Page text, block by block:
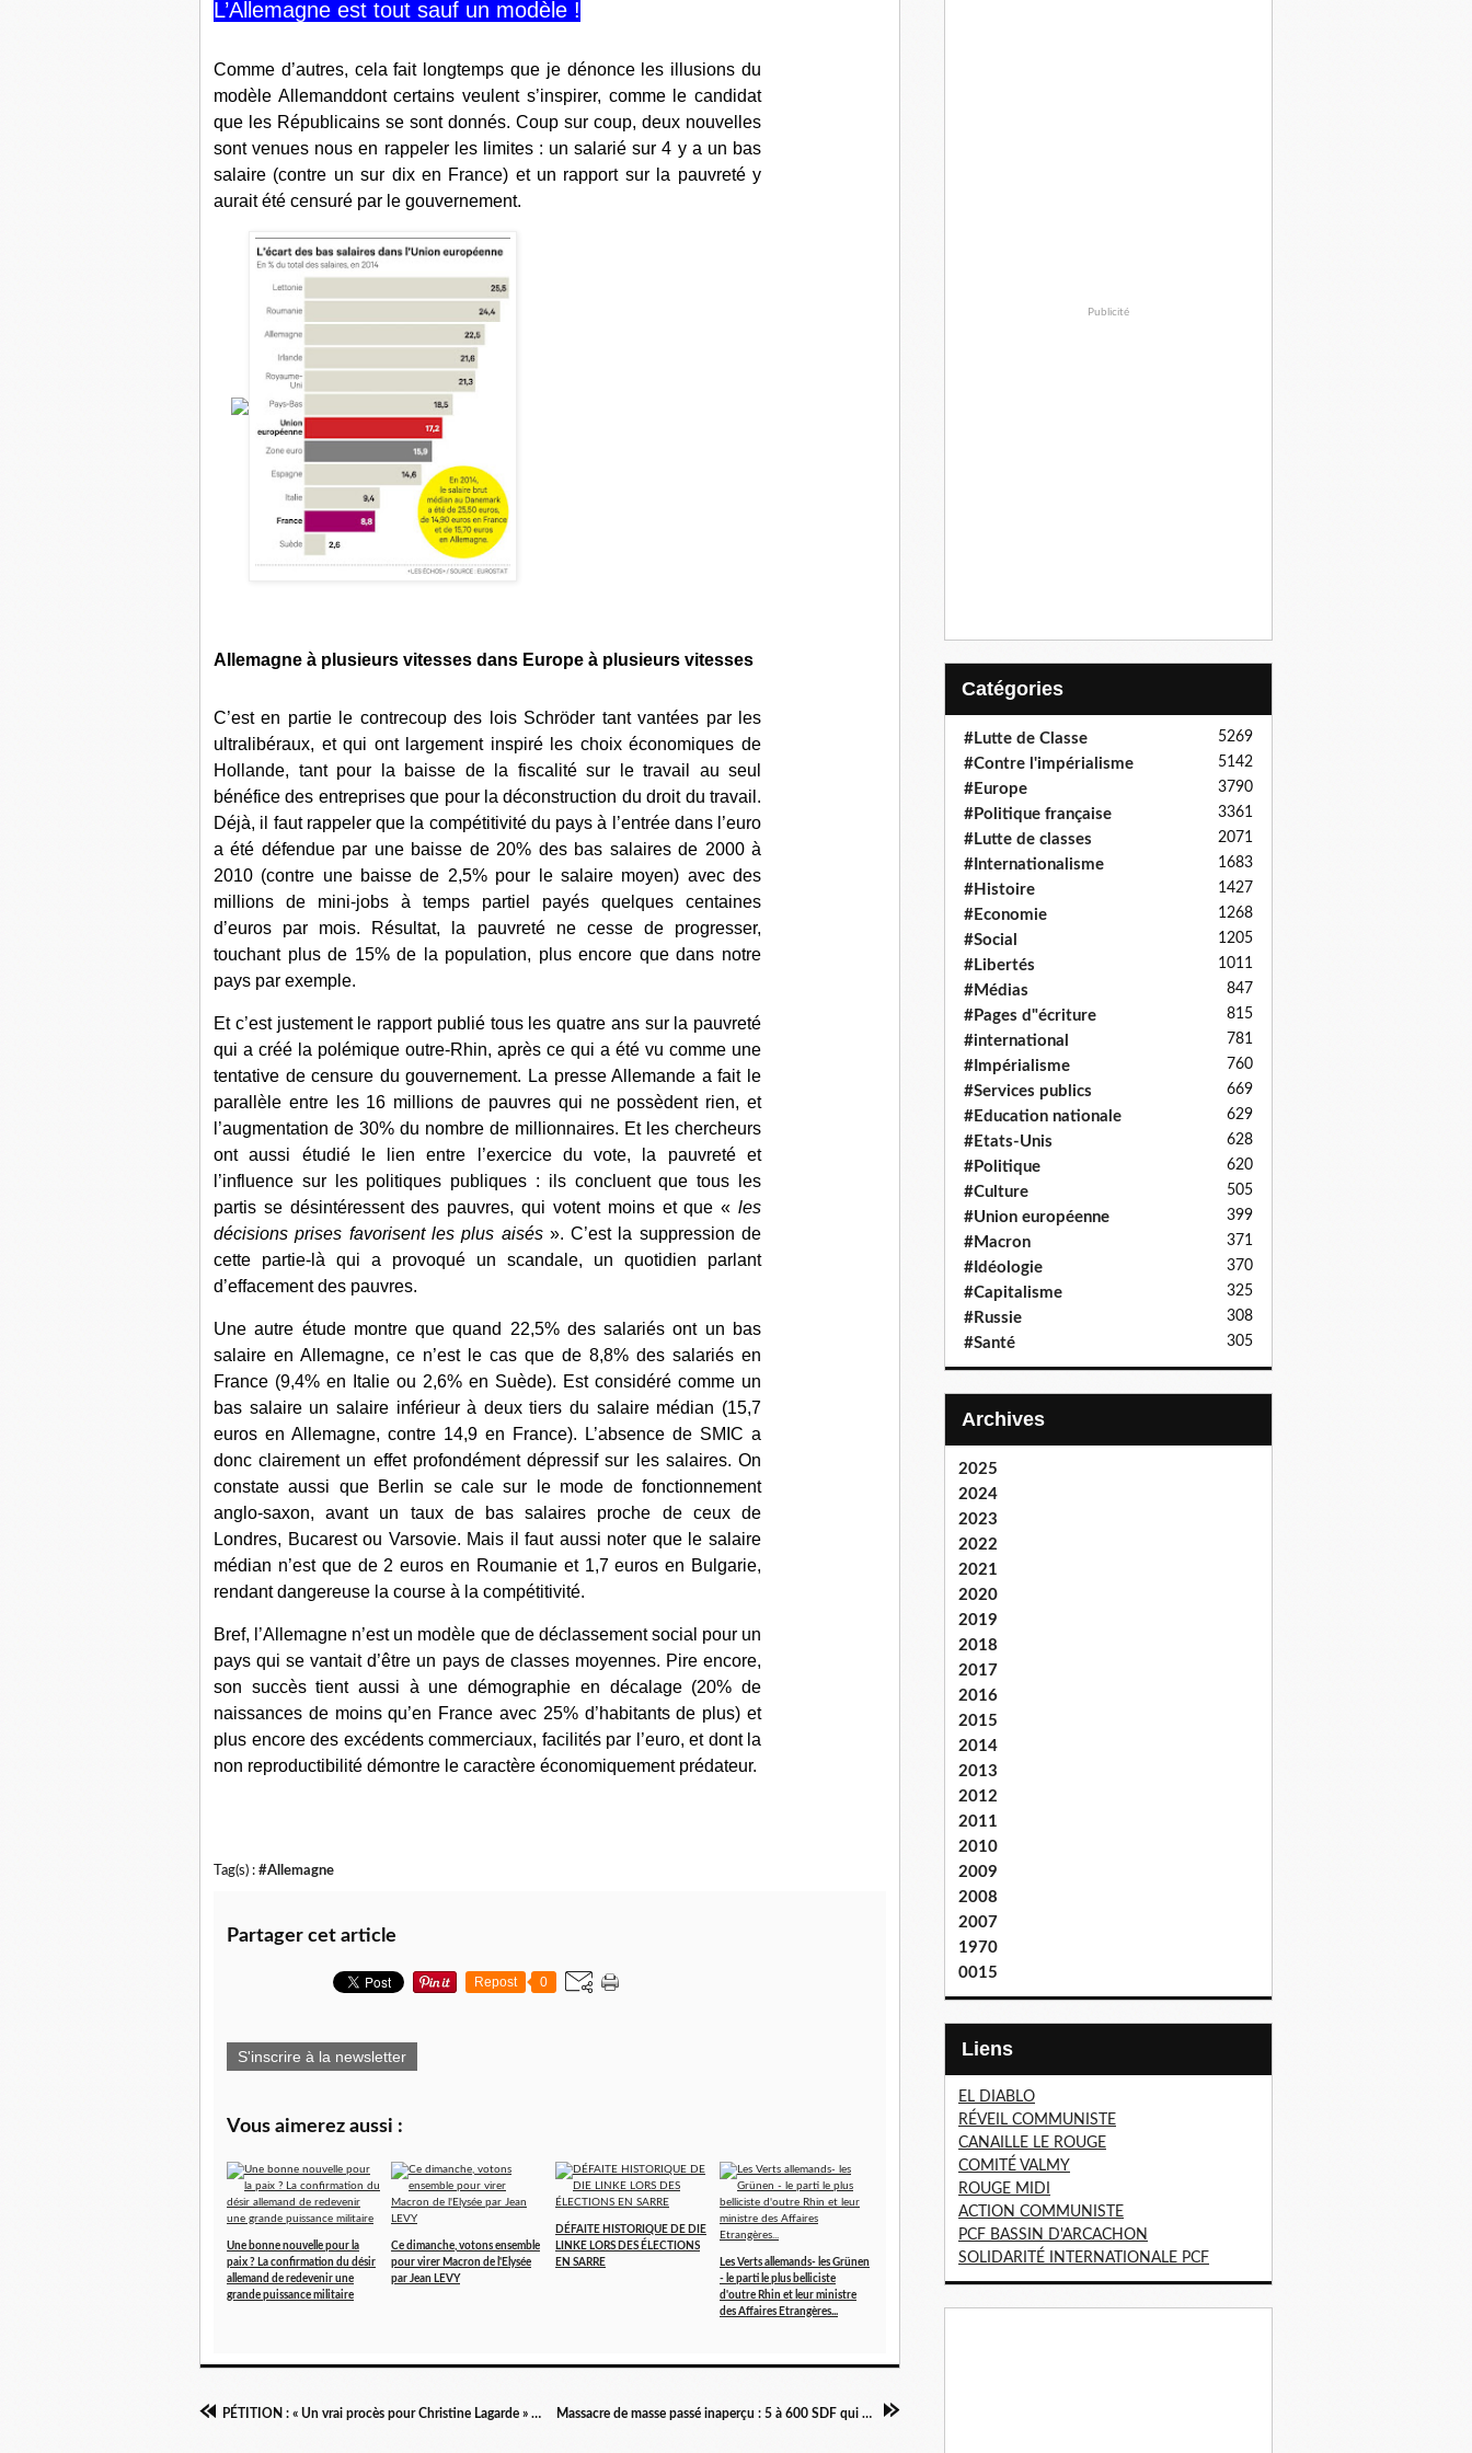
L’Allemagne est tout sauf un modèle !
Comme d’autres, cela fait longtemps que je dénonce les illusions du
modèle Allemanddont certains veulent s’inspirer, comme le candidat
que les Républicains se sont donnés. Coup sur coup, deux nouvelles
sont venues nous en rappeler les limites : un salarié sur 4 y a un bas
salaire (contre un sur dix en France) et un rapport sur la pauvreté y
aurait été censuré par le gouvernement.
Allemagne à plusieurs vitesses dans Europe à plusieurs vitesses
C’est en partie le contrecoup des lois Schröder tant vantées par les
ultralibéraux, et qui ont largement inspiré les choix économiques de
Hollande, tant pour la baisse de la fiscalité sur le travail au seul
bénéfice des entreprises que pour la déconstruction du droit du travail .
Déjà, il faut rappeler que la compétitivité du pays à l’entrée dans l’euro
a été défendue par une baisse de 20% des bas salaires de 2000 à
2010 (contre une baisse de 2,5% pour le salaire moyen) avec des
millions de mini-jobs à temps partiel payés quelques centaines
d’euros par mois. Résultat,
la pauvreté ne cesse de progresser,
touchant plus de 15% de la population, plus encore que dans notre
pays par exemple.
Et c’est justement le rapport publié tous les quatre ans sur la pauvreté
qui a créé la polémique outre-Rhin, après ce qui a été vu comme une
tentative de censure du gouvernement. La presse Allemande a fait le
parallèle entre les 16 millions de pauvres qui ne possèdent rien, et
l’augmentation de 30% du nombre de millionnaires. Et les chercheurs
ont aussi étudié le lien entre l’exercice du vote, la pauvreté et
l’influence sur les politiques publiques : ils concluent que tous les
partis se désintéressent des pauvres, qui votent moins et que « les
décisions prises favorisent les plus aisés ». C’est la suppression de
cette partie-là qui a provoqué un scandale, un quotidien parlant
d’effacement des pauvres.
Une autre étude montre que quand 22,5% des salariés ont un bas
salaire en Allemagne, ce n’est le cas que de 8,8% des salariés en
France (9,4% en Italie ou 2,6% en Suède). Est considéré comme un
bas salaire un salaire inférieur à deux tiers du salaire médian (15,7
euros en Allemagne, contre 14,9 en France).
L’absence de SMIC a
donc clairement un effet profondément dépressif sur les salaires. On
constate aussi que Berlin se cale sur le mode de fonctionnement
anglo-saxon, avant un taux de bas salaires proche de ceux de
Londres, Bucarest ou Varsovie. Mais il faut aussi noter que le salaire
médian n’est que de 2 euros en Roumanie et 1,7 euros en Bulgarie,
rendant dangereuse la course à la compétitivité.
Bref, l’Allemagne n’est un modèle que de déclassement social pour un
pays qui se vantait d’être un pays de classes moyennes. Pire encore,
son succès tient aussi à une démographie en décalage (20% de
naissances de moins qu’en France avec 25% d’habitants de plus) et
plus encore des excédents commerciaux, facilités par l’euro, et dont la
non reproductibilité démontre le caractère économiquement prédateur.
Tag(s) : #Allemagne
Partager cet article
Repost 0
S'inscrire à la newsletter
Vous aimerez aussi :
Une bonne nouvelle pour la
paix ? La confirmation du désir
allemand de redevenir une
grande puissance militaire
Ce dimanche, votons ensemble
pour virer Macron de l'Elysée
par Jean LEVY
DÉFAITE HISTORIQUE DE DIE
LINKE LORS DES ÉLECTIONS
EN SARRE
Les Verts allemands- les Grünen
- le parti le plus belliciste
d'outre Rhin et leur ministre
des Affaires Etrangères...
PÉTITION : « Un vrai procès pour Christine Lagarde » : déjà plus de 230.000 signatures !… Massacre de masse passé inaperçu : 5 à 600 SDF qui meurent chaque année, dans la rue !
Publicité
Catégories
#Lutte de Classe 5269
#Contre l'impérialisme 5142
#Europe 3790
#Politique française 3361
#Lutte de classes 2071
#Internationalisme 1683
#Histoire 1427
#Economie 1268
#Social 1205
#Libertés 1011
#Médias 847
#Pages d"écriture 815
#international 781
#Impérialisme 760
#Services publics 669
#Education nationale 629
#Etats-Unis 628
#Politique 620
#Culture 505
#Union européenne 399
#Macron 371
#Idéologie 370
#Capitalisme 325
#Russie 308
#Santé 305
Archives
2025
2024
2023
2022
2021
2020
2019
2018
2017
2016
2015
2014
2013
2012
2011
2010
2009
2008
2007
1970
0015
Liens
EL DIABLO
RÉVEIL COMMUNISTE
CANAILLE LE ROUGE
COMITÉ VALMY
ROUGE MIDI
ACTION COMMUNISTE
PCF BASSIN D'ARCACHON
SOLIDARITÉ INTERNATIONALE PCF